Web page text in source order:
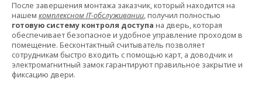
После завершения монтажа заказчик, который находится на
нашем комплексном IT-обслуживании, получил полностью
готовую систему контроля доступа на дверь, которая
обеспечивает безопасное и удобное управление проходом в
помещение. Бесконтактный считыватель позволяет
сотрудникам быстро входить с помощью карт, а доводчик и
электромагнитный замок гарантируют правильное закрытие и
фиксацию двери.